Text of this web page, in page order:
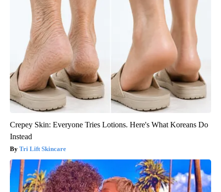
Crepey Skin: Everyone Tries Lotions. Here's What Koreans Do
Instead
Tri Lift Skincare